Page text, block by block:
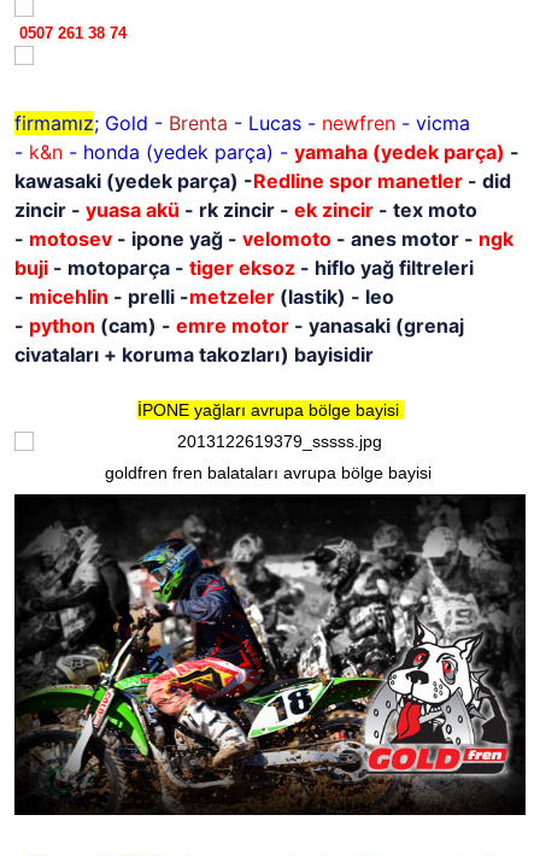
0507 261 38 74
firmamız; Gold - Brenta - Lucas - newfren - vicma
- k&n - honda (yedek parça) - yamaha (yedek parça) -
kawasaki (yedek parça) -Redline spor manetler - did
zincir - yuasa akü - rk zincir - ek zincir - tex moto
- motosev - ipone yağ - velomoto - anes motor - ngk
buji - motoparça - tiger eksoz - hiflo yağ filtreleri
- micehlin - prelli -metzeler (lastik) - leo
- python (cam) - emre motor - yanasaki (grenaj
civataları + koruma takozları) bayisidir
İPONE yağları avrupa bölge bayisi
goldfren fren balataları avrupa bölge bayisi